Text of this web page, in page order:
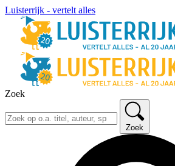
Luisterrijk - vertelt alles
Zoek
Zoek